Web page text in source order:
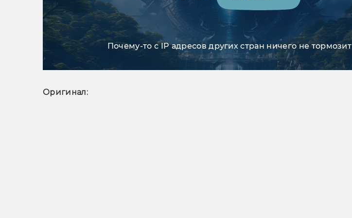
Почему-то с IP адресов других стран ничего не тормозит
Оригинал: